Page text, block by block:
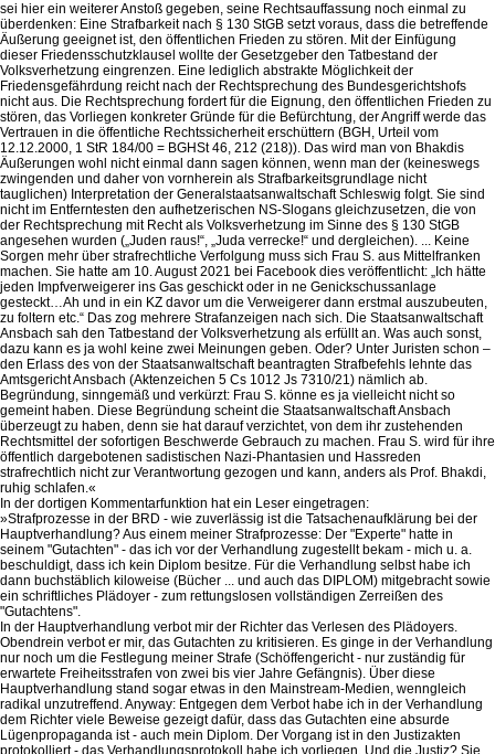
sei hier ein weiterer Anstoß gegeben, seine Rechtsauffassung noch einmal zu
überdenken: Eine Strafbarkeit nach § 130 StGB setzt voraus, dass die betreffende
Äußerung geeignet ist, den öffentlichen Frieden zu stören. Mit der Einfügung
dieser Friedensschutzklausel wollte der Gesetzgeber den Tatbestand der
Volksverhetzung eingrenzen. Eine lediglich abstrakte Möglichkeit der
Friedensgefährdung reicht nach der Rechtsprechung des Bundesgerichtshofs
nicht aus. Die Rechtsprechung fordert für die Eignung, den öffentlichen Frieden zu
stören, das Vorliegen konkreter Gründe für die Befürchtung, der Angriff werde das
Vertrauen in die öffentliche Rechtssicherheit erschüttern (BGH, Urteil vom
12.12.2000, 1 StR 184/00 = BGHSt 46, 212 (218)). Das wird man von Bhakdis
Äußerungen wohl nicht einmal dann sagen können, wenn man der (keineswegs
zwingenden und daher von vornherein als Strafbarkeitsgrundlage nicht
tauglichen) Interpretation der Generalstaatsanwaltschaft Schleswig folgt. Sie sind
nicht im Entferntesten den aufhetzerischen NS-Slogans gleichzusetzen, die von
der Rechtsprechung mit Recht als Volksverhetzung im Sinne des § 130 StGB
angesehen wurden („Juden raus!“, „Juda verrecke!“ und dergleichen). ... Keine
Sorgen mehr über strafrechtliche Verfolgung muss sich Frau S. aus Mittelfranken
machen. Sie hatte am 10. August 2021 bei Facebook dies veröffentlicht: „Ich hätte
jeden Impfverweigerer ins Gas geschickt oder in ne Genickschussanlage
gesteckt…Ah und in ein KZ davor um die Verweigerer dann erstmal auszubeuten,
zu foltern etc.“ Das zog mehrere Strafanzeigen nach sich. Die Staatsanwaltschaft
Ansbach sah den Tatbestand der Volksverhetzung als erfüllt an. Was auch sonst,
dazu kann es ja wohl keine zwei Meinungen geben. Oder? Unter Juristen schon –
den Erlass des von der Staatsanwaltschaft beantragten Strafbefehls lehnte das
Amtsgericht Ansbach (Aktenzeichen 5 Cs 1012 Js 7310/21) nämlich ab.
Begründung, sinngemäß und verkürzt: Frau S. könne es ja vielleicht nicht so
gemeint haben. Diese Begründung scheint die Staatsanwaltschaft Ansbach
überzeugt zu haben, denn sie hat darauf verzichtet, von dem ihr zustehenden
Rechtsmittel der sofortigen Beschwerde Gebrauch zu machen. Frau S. wird für ihre
öffentlich dargebotenen sadistischen Nazi-Phantasien und Hassreden
strafrechtlich nicht zur Verantwortung gezogen und kann, anders als Prof. Bhakdi,
ruhig schlafen.«
In der dortigen Kommentarfunktion hat ein Leser eingetragen:
»Strafprozesse in der BRD - wie zuverlässig ist die Tatsachenaufklärung bei der
Hauptverhandlung? Aus einem meiner Strafprozesse: Der "Experte" hatte in
seinem "Gutachten" - das ich vor der Verhandlung zugestellt bekam - mich u. a.
beschuldigt, dass ich kein Diplom besitze. Für die Verhandlung selbst habe ich
dann buchstäblich kiloweise (Bücher ... und auch das DIPLOM) mitgebracht sowie
ein schriftliches Plädoyer - zum rettungslosen vollständigen Zerreißen des
"Gutachtens".
In der Hauptverhandlung verbot mir der Richter das Verlesen des Plädoyers.
Obendrein verbot er mir, das Gutachten zu kritisieren. Es ginge in der Verhandlung
nur noch um die Festlegung meiner Strafe (Schöffengericht - nur zuständig für
erwartete Freiheitsstrafen von zwei bis vier Jahre Gefängnis). Über diese
Hauptverhandlung stand sogar etwas in den Mainstream-Medien, wenngleich
radikal unzutreffend. Anyway: Entgegen dem Verbot habe ich in der Verhandlung
dem Richter viele Beweise gezeigt dafür, dass das Gutachten eine absurde
Lügenpropaganda ist - auch mein Diplom. Der Vorgang ist in den Justizakten
protokolliert - das Verhandlungsprotokoll habe ich vorliegen. Und die Justiz? Sie